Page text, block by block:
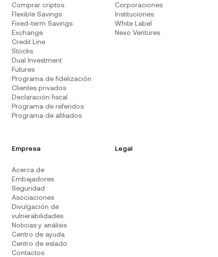
Comprar criptos
Flexible Savings
Fixed-term Savings
Exchange
Credit Line
Stocks
Dual Investment
Futures
Programa de fidelización
Clientes privados
Declaración fiscal
Programa de referidos
Programa de afiliados
Corporaciones
Instituciones
White Label
Nexo Ventures
Empresa
Acerca de
Embajadores
Seguridad
Asociaciones
Divulgación de
vulnerabilidades
Noticias y análisis
Centro de ayuda
Centro de estado
Contactos
Legal